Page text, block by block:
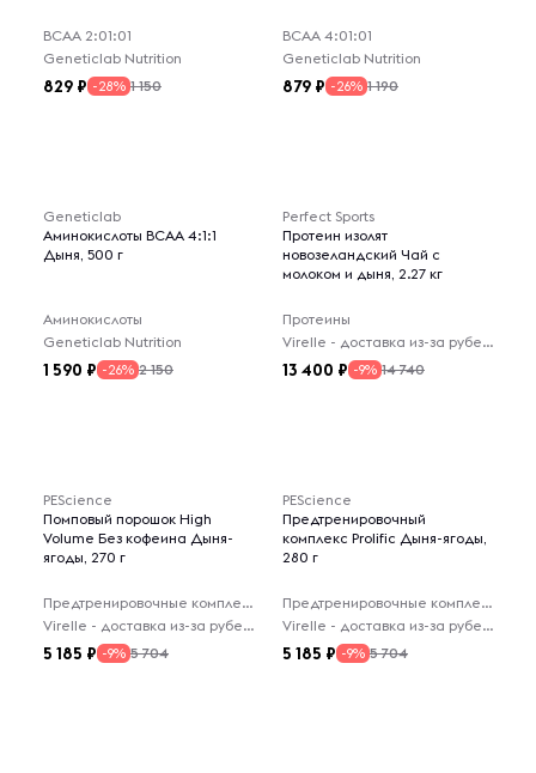
ВСАА 2:01:01
Geneticlab Nutrition
829 -28% 1 150
ВСАА 4:01:01
Geneticlab Nutrition
879 -26% 1 190
Geneticlab
Аминокислоты BCAA 4:1:1
Дыня, 500 г
Аминокислоты
Geneticlab Nutrition
1 590 -26% 2 150
Perfect Sports
Протеин изолят
новозеландский Чай с
молоком и дыня, 2.27 кг
Протеины
Virelle - доставка из-за рубежа
13 400 -9% 14 740
PEScience
Помповый порошок High
Volume Без кофеина Дыня-
ягоды, 270 г
Предтренировочные комплексы
Virelle - доставка из-за рубежа
5 185 -9% 5 704
PEScience
Предтренировочный
комплекс Prolific Дыня-ягоды,
280 г
Предтренировочные комплексы
Virelle - доставка из-за рубежа
5 185 -9% 5 704